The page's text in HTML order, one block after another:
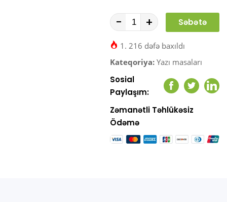
- +
Səbətə
1. 216 dəfə baxıldı
Kateqoriya: Yazı masaları
Sosial
Paylaşım:
Facebook
Twitter
Zəmanətli Təhlükəsiz
Ödəmə